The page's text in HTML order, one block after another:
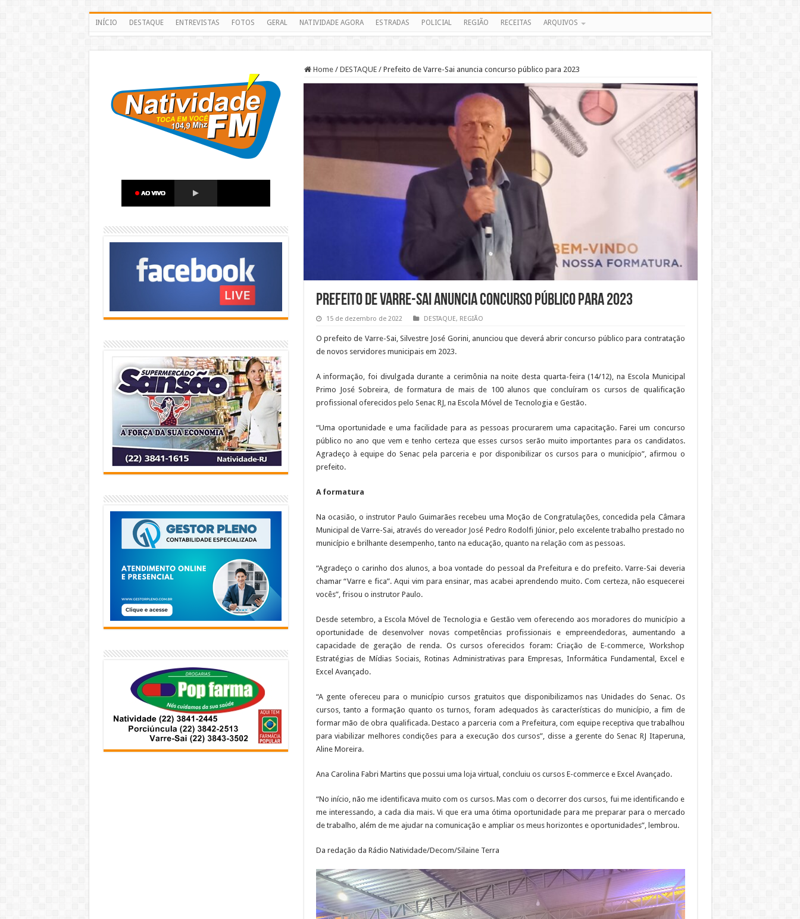
INÍCIO DESTAQUE ENTREVISTAS FOTOS GERAL NATIVIDADE AGORA ESTRADAS POLICIAL REGIÃO RECEITAS ARQUIVOS
Home / DESTAQUE / Prefeito de Varre-Sai anuncia concurso público para 2023
Prefeito de Varre-Sai anuncia concurso público para 2023
15 de dezembro de 2022 DESTAQUE, REGIÃO
O prefeito de Varre-Sai, Silvestre José Gorini, anunciou que deverá abrir concurso público para contratação
de novos servidores municipais em 2023.
A informação, foi divulgada durante a cerimônia na noite desta quarta-feira (14/12), na Escola Municipal
Primo José Sobreira, de formatura de mais de 100 alunos que concluíram os cursos de qualificação
profissional oferecidos pelo Senac RJ, na Escola Móvel de Tecnologia e Gestão.
“Uma oportunidade e uma facilidade para as pessoas procurarem uma capacitação. Farei um concurso
público no ano que vem e tenho certeza que esses cursos serão muito importantes para os candidatos.
Agradeço à equipe do Senac pela parceria e por disponibilizar os cursos para o município”, afirmou o
prefeito.
A formatura
Na ocasião, o instrutor Paulo Guimarães recebeu uma Moção de Congratulações, concedida pela Câmara
Municipal de Varre-Sai, através do vereador José Pedro Rodolfi Júnior, pelo excelente trabalho prestado no
município e brilhante desempenho, tanto na educação, quanto na relação com as pessoas.
“Agradeço o carinho dos alunos, a boa vontade do pessoal da Prefeitura e do prefeito. Varre-Sai deveria
chamar “Varre e fica”. Aqui vim para ensinar, mas acabei aprendendo muito. Com certeza, não esquecerei
vocês”, frisou o instrutor Paulo.
Desde setembro, a Escola Móvel de Tecnologia e Gestão vem oferecendo aos moradores do município a
oportunidade de desenvolver novas competências profissionais e empreendedoras, aumentando a
capacidade de geração de renda. Os cursos oferecidos foram: Criação de E-commerce, Workshop
Estratégias de Mídias Sociais, Rotinas Administrativas para Empresas, Informática Fundamental, Excel e
Excel Avançado.
“A gente ofereceu para o município cursos gratuitos que disponibilizamos nas Unidades do Senac. Os
cursos, tanto a formação quanto os turnos, foram adequados às características do município, a fim de
formar mão de obra qualificada. Destaco a parceria com a Prefeitura, com equipe receptiva que trabalhou
para viabilizar melhores condições para a execução dos cursos”, disse a gerente do Senac RJ Itaperuna,
Aline Moreira.
Ana Carolina Fabri Martins que possui uma loja virtual, concluiu os cursos E-commerce e Excel Avançado.
“No início, não me identificava muito com os cursos. Mas com o decorrer dos cursos, fui me identificando e
me interessando, a cada dia mais. Vi que era uma ótima oportunidade para me preparar para o mercado
de trabalho, além de me ajudar na comunicação e ampliar os meus horizontes e oportunidades”, lembrou.
Da redação da Rádio Natividade/Decom/Silaine Terra